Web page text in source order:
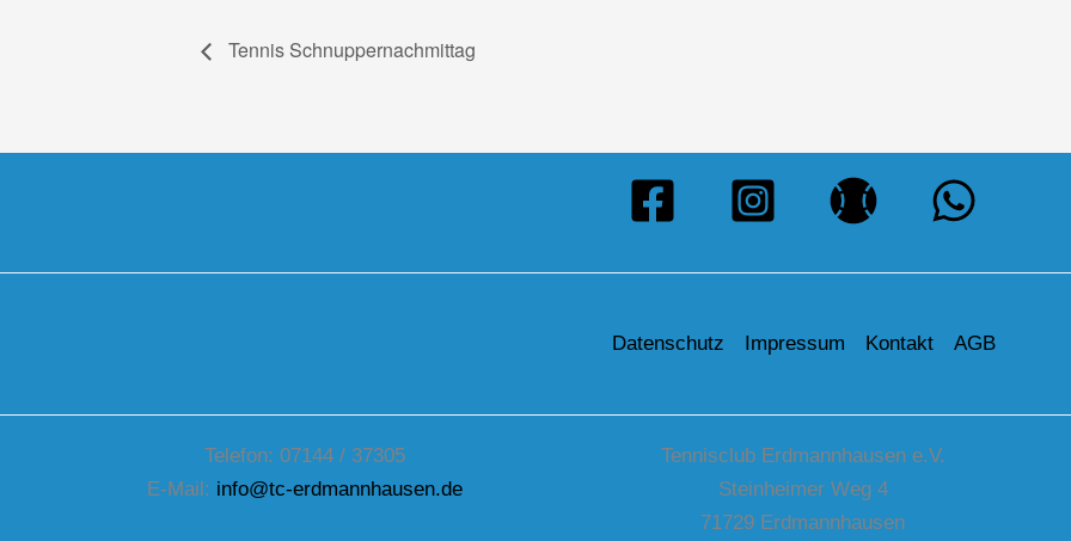
Tennis Schnuppernachmittag
Datenschutz Impressum Kontakt AGB
Telefon: 07144 / 37305
E-Mail: info@tc-erdmannhausen.de
Tennisclub Erdmannhausen e.V.
Steinheimer Weg 4
71729 Erdmannhausen